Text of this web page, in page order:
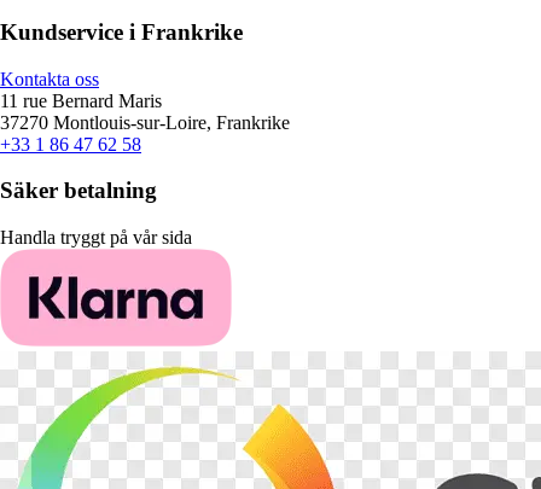
Kundservice i Frankrike
Kontakta oss
11 rue Bernard Maris
37270 Montlouis-sur-Loire, Frankrike
+33 1 86 47 62 58
Säker betalning
Handla tryggt på vår sida